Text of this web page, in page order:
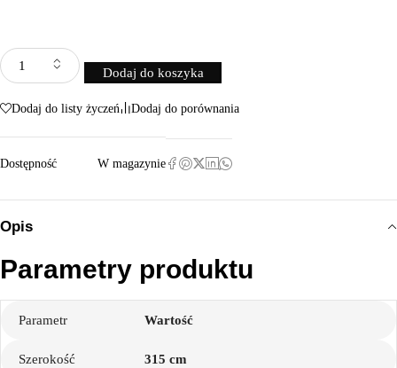
Dodaj do koszyka
Dodaj do listy życzeń Dodaj do porównania
Dostępność W magazynie
Opis
Parametry produktu
Parametr Wartość
Szerokość 315 cm